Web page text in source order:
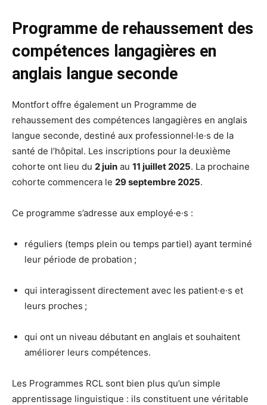
Programme de rehaussement des
compétences langagières en
anglais langue seconde
Montfort offre également un Programme de
rehaussement des compétences langagières en anglais
langue seconde, destiné aux professionnel·le·s de la
santé de l’hôpital. Les inscriptions pour la deuxième
cohorte ont lieu du 2 juin au 11 juillet 2025. La prochaine
cohorte commencera le 29 septembre 2025.
Ce programme s’adresse aux employé·e·s :
réguliers (temps plein ou temps partiel) ayant terminé
leur période de probation ;
qui interagissent directement avec les patient·e·s et
leurs proches ;
qui ont un niveau débutant en anglais et souhaitent
améliorer leurs compétences.
Les Programmes RCL sont bien plus qu’un simple
apprentissage linguistique : ils constituent une véritable